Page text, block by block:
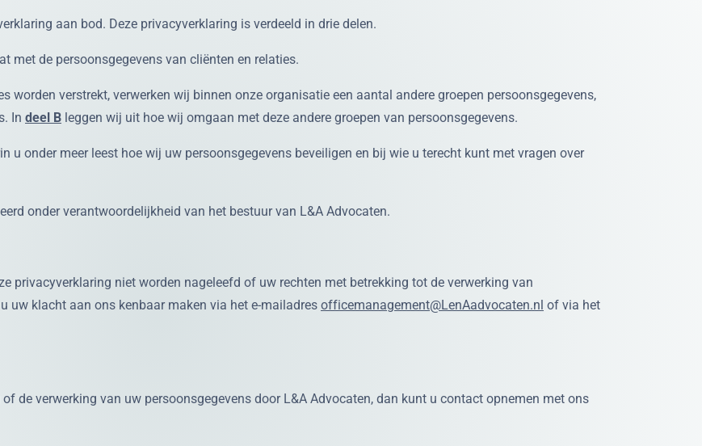
aan bod. Deze privacyverklaring is verdeeld in drie delen.
met de persoonsgegevens van cliënten en relaties.
worden verstrekt, verwerken wij binnen onze organisatie een aantal andere groepen persoonsgegevens,
In deel B leggen wij uit hoe wij omgaan met deze andere groepen van persoonsgegevens.
u onder meer leest hoe wij uw persoonsgegevens beveiligen en bij wie u terecht kunt met vragen over
onder verantwoordelijkheid van het bestuur van L&A Advocaten.
privacyverklaring niet worden nageleefd of uw rechten met betrekking tot de verwerking van
uw klacht aan ons kenbaar maken via het e-mailadresofficemanagement@LenAadvocaten.nl of via het
de verwerking van uw persoonsgegevens door L&A Advocaten, dan kunt u contact opnemen met ons